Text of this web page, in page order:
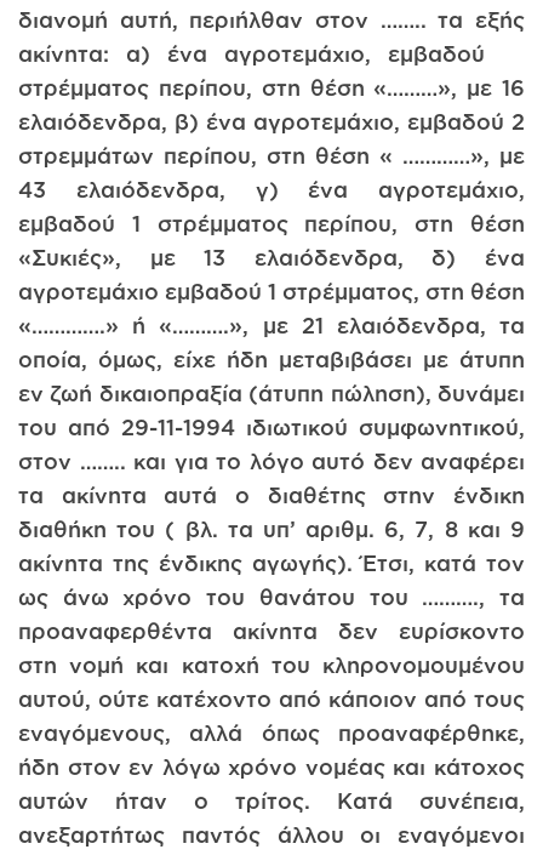
διανομή αυτή, περιήλθαν στον …….. τα εξής
ακίνητα: α) ένα αγροτεμάχιο, εμβαδού
στρέμματος περίπου, στη θέση «………», με 16
ελαιόδενδρα, β) ένα αγροτεμάχιο, εμβαδού 2
στρεμμάτων περίπου, στη θέση « …………», με
43 ελαιόδενδρα, γ) ένα αγροτεμάχιο,
εμβαδού 1 στρέμματος περίπου, στη θέση
«Συκιές», με 13 ελαιόδενδρα, δ) ένα
αγροτεμάχιο εμβαδού 1 στρέμματος, στη θέση
«………….» ή «……….», με 21 ελαιόδενδρα, τα
οποία, όμως, είχε ήδη μεταβιβάσει με άτυπη
εν ζωή δικαιοπραξία (άτυπη πώληση), δυνάμει
του από 29-11-1994 ιδιωτικού συμφωνητικού,
στον …….. και για το λόγο αυτό δεν αναφέρει
τα ακίνητα αυτά ο διαθέτης στην ένδικη
διαθήκη του ( βλ. τα υπ’ αριθμ. 6, 7, 8 και 9
ακίνητα της ένδικης αγωγής). Έτσι, κατά τον
ως άνω χρόνο του θανάτου του ………., τα
προαναφερθέντα ακίνητα δεν ευρίσκοντο
στη νομή και κατοχή του κληρονομουμένου
αυτού, ούτε κατέχοντο από κάποιον από τους
εναγόμενους, αλλά όπως προαναφέρθηκε,
ήδη στον εν λόγω χρόνο νομέας και κάτοχος
αυτών ήταν ο τρίτος. Κατά συνέπεια,
ανεξαρτήτως παντός άλλου οι εναγόμενοι